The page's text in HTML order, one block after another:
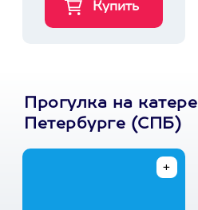
Прогулка на
Петербурге (СПБ)